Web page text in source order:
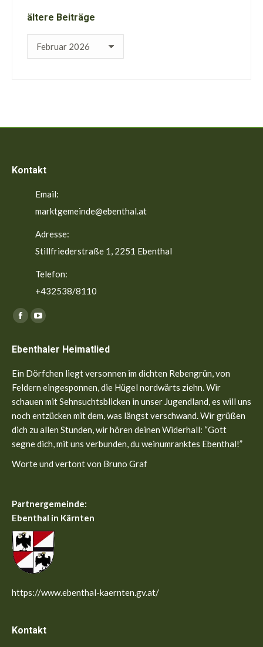
ältere Beiträge
ältere
Kontakt
Email:
marktgemeinde@ebenthal.at
Adresse:
Stillfriederstraße 1, 2251 Ebenthal
Telefon:
+432538/8110
Finden Sie uns auf:
Facebook
opens
in
new
window
YouTube
opens
in
new
window
Ebenthaler Heimatlied
Ein Dörfchen liegt versonnen im dichten Rebengrün, von
Feldern eingesponnen, die Hügel nordwärts ziehn. Wir
schauen mit Sehnsuchtsblicken in unser Jugendland, es will uns
noch entzücken mit dem, was längst verschwand. Wir grüßen
dich zu allen Stunden, wir hören deinen Widerhall: “Gott
segne dich, mit uns verbunden, du weinumranktes Ebenthal!”
Worte und vertont von Bruno Graf
Partnergemeinde:
Ebenthal in Kärnten
https://www.ebenthal-kaernten.gv.at/
Kontakt